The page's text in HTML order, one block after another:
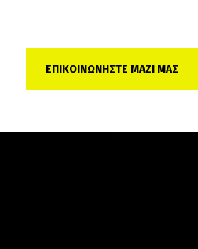
ΕΠΙΚΟΙΝΩΝΗΣΤΕ ΜΑΖΙ ΜΑΣ